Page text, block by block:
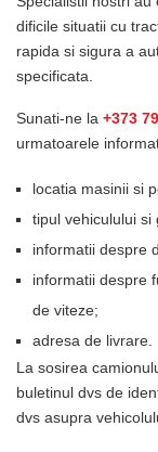
dificile situatii cu
rapida si sigura a
specificata.
Sunati-ne la +373
urmatoarele
locatia masinii si
tipul vehiculului si
informatii despre
informatii despre
de viteze;
adresa de livrare.
La sosirea
buletinul dvs de
dvs asupra